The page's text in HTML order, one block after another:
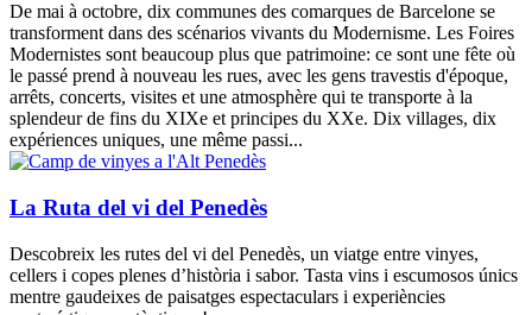
De mai à octobre, dix communes des comarques de Barcelone se
transforment dans des scénarios vivants du Modernisme. Les Foires
Modernistes sont beaucoup plus que patrimoine: ce sont une fête où
le passé prend à nouveau les rues, avec les gens travestis d'époque,
arrêts, concerts, visites et une atmosphère qui te transporte à la
splendeur de fins du XIXe et principes du XXe. Dix villages, dix
expériences uniques, une même passi...
La Ruta del vi del Penedès
Descobreix les rutes del vi del Penedès, un viatge entre vinyes,
cellers i copes plenes d’història i sabor. Tasta vins i escumosos únics
mentre gaudeixes de paisatges espectaculars i experiències